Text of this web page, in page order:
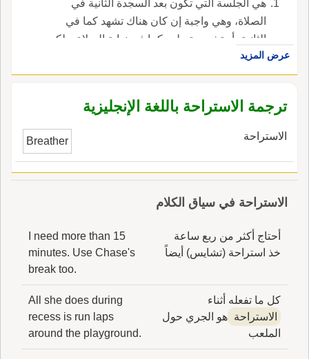
هي الجلسة التي تكون بعد السجدة الثانية في
الصلاة، وهي واجبة إن كان هناك تشهد كما في
الثانية، أو تشهد وتسليم كما في نهاية الصلاة. ولكن
في غير هاتين الصورتين وقع الخلاف في وجوبها
وعدمه.
عرض المزيد
ترجمة الاستراحة باللغة الإنجليزية
الاستراحة Breather
الاستراحة في سياق الكلام
أحتاج أكثر من ربع ساعة
خذ استراحة (تشايس) أيضاً
I need more than 15
minutes. Use Chase's
break too.
كل ما تفعله أثناء
الاستراحة هو الجري حول
الملعب
All she does during
recess is run laps
around the playground.